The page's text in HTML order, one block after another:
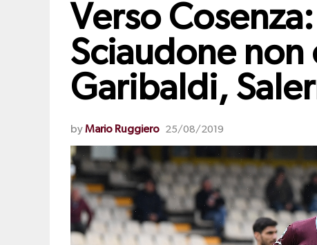
Verso
Sciaudone non
Garibaldi,
byMario Ruggiero 25/08/2019